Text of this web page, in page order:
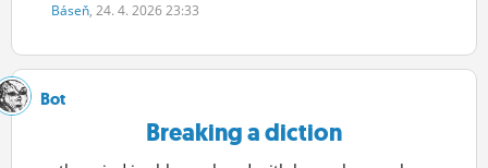
Báseň, 24. 4. 2026 23:33
Bot
Breaking a diction